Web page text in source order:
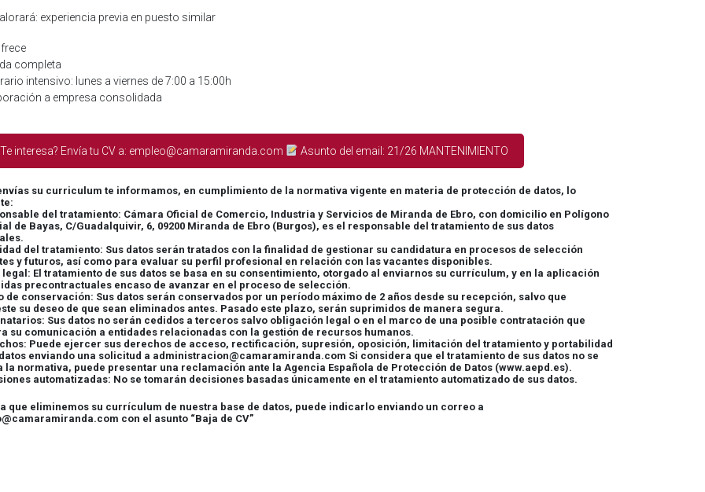
experiencia previa en puesto similar
completa
intensivo: lunes a viernes de 7:00 a 15:00h
a empresa consolidada
interesa? Envía tu CV a: empleo@camaramiranda.com Asunto del email: 21/26 MANTENIMIENTO
su curriculum te informamos, en cumplimiento de la normativa vigente en materia de protección de datos, lo
del tratamiento: Cámara Oficial de Comercio, Industria y Servicios de Miranda de Ebro, con domicilio en Polígono
de Bayas, C/Guadalquivir, 6, 09200 Miranda de Ebro (Burgos), es el responsable del tratamiento de sus datos
del tratamiento: Sus datos serán tratados con la finalidad de gestionar su candidatura en procesos de selección
y futuros, así como para evaluar su perfil profesional en relación con las vacantes disponibles.
legal: El tratamiento de sus datos se basa en su consentimiento, otorgado al enviarnos su currículum, y en la aplicación
precontractuales encaso de avanzar en el proceso de selección.
de conservación: Sus datos serán conservados por un período máximo de 2 años desde su recepción, salvo que
su deseo de que sean eliminados antes. Pasado este plazo, serán suprimidos de manera segura.
Sus datos no serán cedidos a terceros salvo obligación legal o en el marco de una posible contratación que
su comunicación a entidades relacionadas con la gestión de recursos humanos.
Puede ejercer sus derechos de acceso, rectificación, supresión, oposición, limitación del tratamiento y portabilidad
enviando una solicitud a administracion@camaramiranda.com Si considera que el tratamiento de sus datos no se
la normativa, puede presentar una reclamación ante la Agencia Española de Protección de Datos (www.aepd.es).
automatizadas: No se tomarán decisiones basadas únicamente en el tratamiento automatizado de sus datos.
que eliminemos su currículum de nuestra base de datos, puede indicarlo enviando un correo a
con el asunto “Baja de CV”